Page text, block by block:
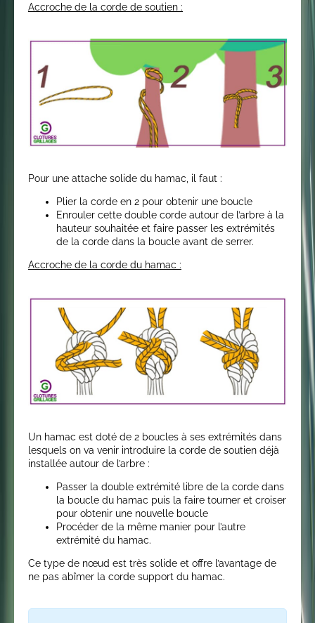
Accroche de la corde de soutien :
Pour une attache solide du hamac, il faut :
Plier la corde en 2 pour obtenir une boucle
Enrouler cette double corde autour de l’arbre à la
hauteur souhaitée et faire passer les extrémités
de la corde dans la boucle avant de serrer.
Accroche de la corde du hamac :
Un hamac est doté de 2 boucles à ses extrémités dans
lesquels on va venir introduire la corde de soutien déjà
installée autour de l’arbre :
Passer la double extrémité libre de la corde dans
la boucle du hamac puis la faire tourner et croiser
pour obtenir une nouvelle boucle
Procéder de la même manier pour l’autre
extrémité du hamac.
Ce type de nœud est très solide et offre l’avantage de
ne pas abîmer la corde support du hamac.